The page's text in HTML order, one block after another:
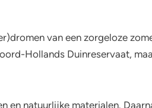
van een zorgeloze
Hollands Duinreservaat,
natuurlijke materialen.